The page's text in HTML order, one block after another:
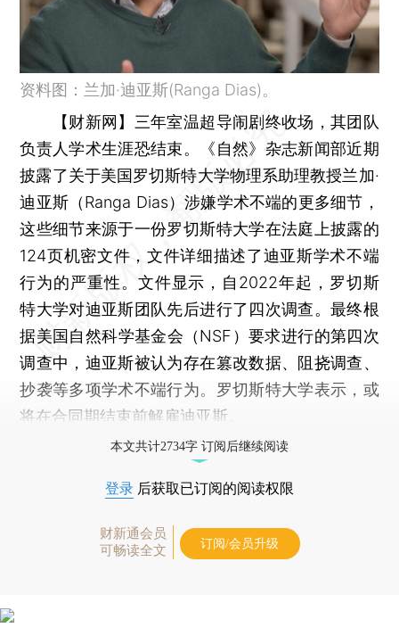
资料图：兰加·迪亚斯(Ranga Dias)。
【财新网】 三年室温超导闹剧终收场，其团队
负责人学术生涯恐结束。《自然》杂志新闻部近期
披露了关于美国罗切斯特大学物理系助理教授兰加·
迪亚斯（Ranga Dias）涉嫌学术不端的更多细节，
这些细节来源于一份罗切斯特大学在法庭上披露的
124页机密文件，文件详细描述了迪亚斯学术不端
行为的严重性。文件显示，自2022年起，罗切斯
特大学对迪亚斯团队先后进行了四次调查。最终根
据美国自然科学基金会（NSF）要求进行的第四次
调查中，迪亚斯被认为存在篡改数据、阻挠调查、
抄袭等多项学术不端行为。罗切斯特大学表示，或
将在合同期结束前解雇迪亚斯。
本文共计2734字 订阅后继续阅读
登录 后获取已订阅的阅读权限
财新通会员
可畅读全文
订阅/会员升级